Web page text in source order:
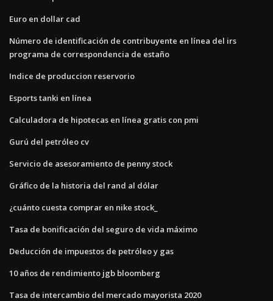
Euro en dollar cad
Número de identificación de contribuyente en línea del irs
programa de correspondencia de estaño
Indice de produccion reservorio
Esports tanki en línea
Calculadora de hipotecas en línea gratis con pmi
Gurú del petróleo cv
Servicio de asesoramiento de penny stock
Gráfico de la historia del rand al dólar
¿cuánto cuesta comprar en nike stock_
Tasa de bonificación del seguro de vida máximo
Deducción de impuestos de petróleo y gas
10 años de rendimiento jgb bloomberg
Tasa de intercambio del mercado mayorista 2020